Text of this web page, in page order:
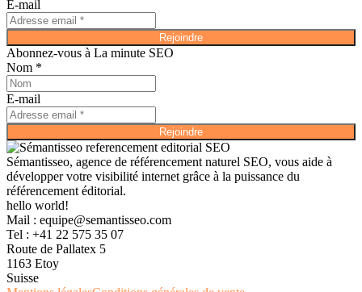
E-mail
Rejoindre
Abonnez-vous à La minute SEO
Nom *
E-mail
Rejoindre
Sémantisseo, agence de référencement naturel SEO, vous aide à
développer votre visibilité internet grâce à la puissance du
référencement éditorial.
hello world!
Mail : equipe@semantisseo.com
Tel : +41 22 575 35 07
Route de Pallatex 5
1163 Etoy
Suisse